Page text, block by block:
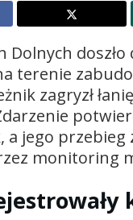
Dolnych
terenie
zagryzł
a jego przebieg
monitoring